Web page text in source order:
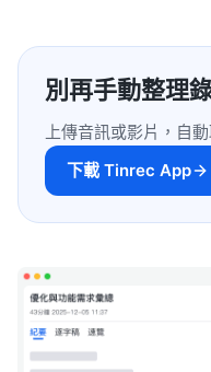
別再手動整理
上傳音訊或影片，自
下載 Tinrec App